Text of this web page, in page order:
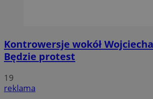
Kontrowersje wokół
Będzie protest
19
reklama